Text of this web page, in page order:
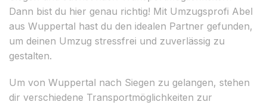
Dann bist du hier genau richtig! Mit Umzugsprofi Abel
aus Wuppertal hast du den idealen Partner gefunden,
um deinen Umzug stressfrei und zuverlässig zu
gestalten.
Um von Wuppertal nach Siegen zu gelangen, stehen
dir verschiedene Transportmöglichkeiten zur